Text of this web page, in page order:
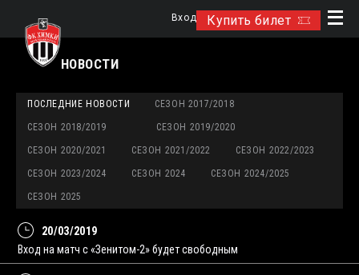
Купить билет
Вход
НОВОСТИ
ПОСЛЕДНИЕ НОВОСТИ СЕЗОН 2017/2018
СЕЗОН 2018/2019 СЕЗОН 2019/2020
СЕЗОН 2020/2021 СЕЗОН 2021/2022 СЕЗОН 2022/2023
СЕЗОН 2023/2024 СЕЗОН 2024 СЕЗОН 2024/2025
СЕЗОН 2025
20/03/2019
Вход на матч с «Зенитом-2» будет свободным